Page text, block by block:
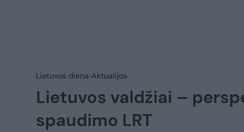
Lietuvos diena Aktualijos
Lietuvos valdžiai –
spaudimo LRT